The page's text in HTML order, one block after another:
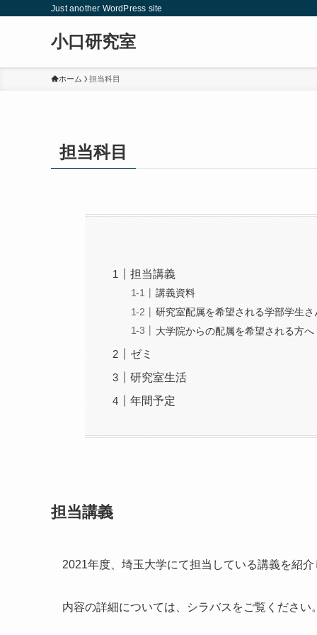
Just another WordPress site
小口研究室
ホーム 担当科目
担当科目
担当講義
講義資料
研究室配属を希望される学部学生さ
大学院からの配属を希望される方へ
ゼミ
研究室生活
年間予定
担当講義
2021年度、埼玉大学にて担当している講義を紹介
内容の詳細については、シラバスをご覧ください。